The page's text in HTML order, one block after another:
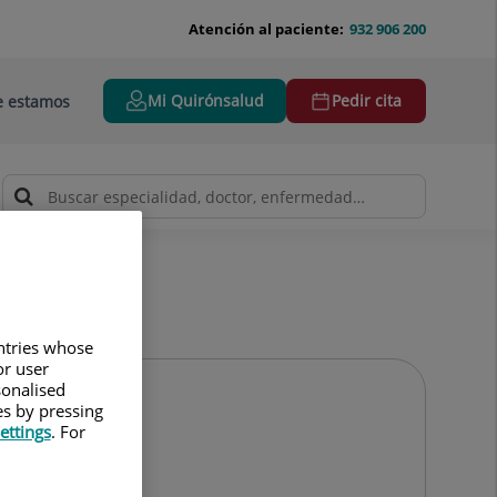
932 906 200
Atención al paciente:
estamos Mi Quirónsalud Pedir cita
whose
user
by pressing
. For